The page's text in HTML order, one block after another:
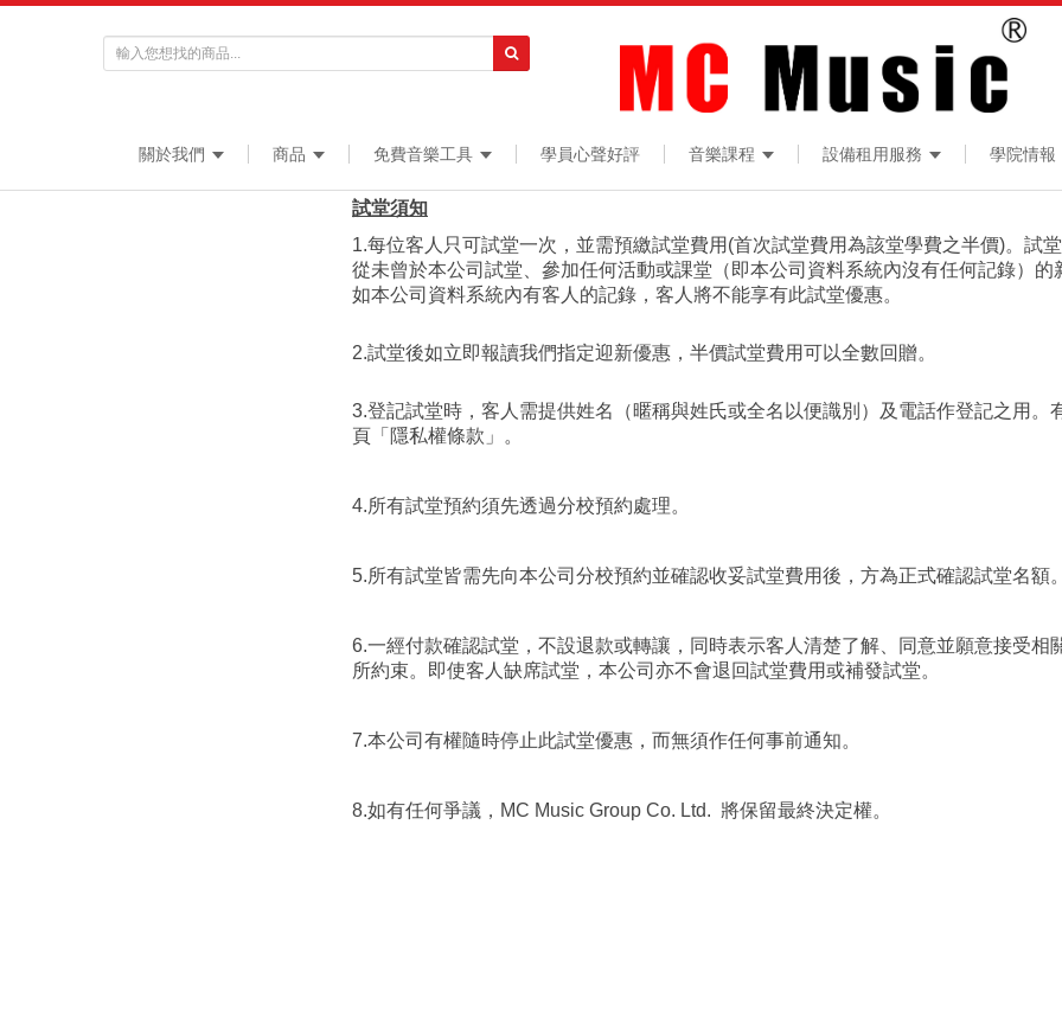
關於我們 商品 免費音樂工具 學員心聲好評 音樂課程 設備租用服務 學院情報
試堂須知
1.每位客人只可試堂一次，並需預繳試堂費用(首次試堂費用為該堂學費之半價)。試
從未曾於本公司試堂、參加任何活動或課堂（即本公司資料系統內沒有任何記錄）的
如本公司資料系統內有客人的記錄，客人將不能享有此試堂優惠。
2.試堂後如立即報讀我們指定迎新優惠，半價試堂費用可以全數回贈。
​3.登記試堂時，客人需提供姓名（暱稱與姓氏或全名以便識別）及電話作登記之用。
頁「隱私權條款」。
4.所有試堂預約須先透過分校預約處理。
5.所有試堂皆需先向本公司分校預約並確認收妥試堂費用後，方為正式確認試堂名額。
6.一經付款確認試堂，不設退款或轉讓，同時表示客人清楚了解、同意並願意接受相
所約束。即使客人缺席試堂，本公司亦不會退回試堂費用或補發試堂。
7.本公司有權隨時停止此試堂優惠，而無須作任何事前通知。
8.​如有任何爭議，MC Music Group Co. Ltd. 將保留最終決定權。